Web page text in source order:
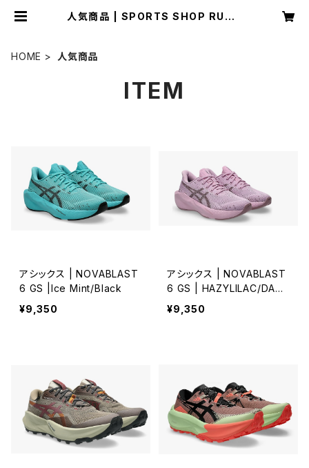
人気商品 | SPORTS SHOP RUNN
HOME 人気商品
ITEM
アシックス | NOVABLAST
6 GS |Ice Mint/Black
¥9,350
アシックス | NOVABLAST
6 GS | HAZYLILAC/DARK
PRUNE
¥9,350